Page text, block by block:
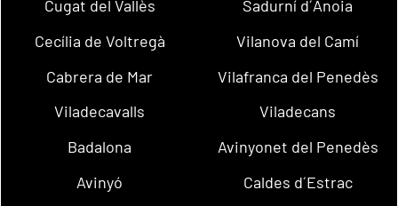
Cugat del Vallès
Sadurní d´Anoia
Cecília de Voltregà
Vilanova del Camí
Cabrera de Mar
Vilafranca del Penedès
Viladecavalls
Viladecans
Badalona
Avinyonet del Penedès
Avinyó
Caldes d´Estrac